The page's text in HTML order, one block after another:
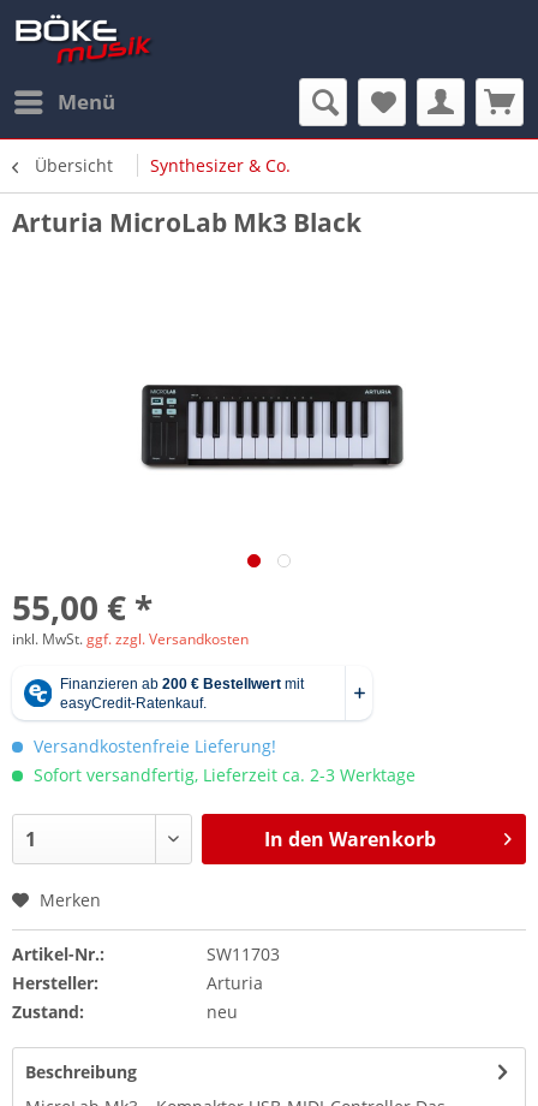
Menü
Übersicht Synthesizer & Co.
Arturia MicroLab Mk3 Black
55,00 € *
inkl. MwSt.ggf. zzgl. Versandkosten
Versandkostenfreie Lieferung!
Sofort versandfertig, Lieferzeit ca. 2-3 Werktage
In den Warenkorb
Merken
Artikel-Nr.:
SW11703
Hersteller:
Arturia
Zustand:
neu
Beschreibung